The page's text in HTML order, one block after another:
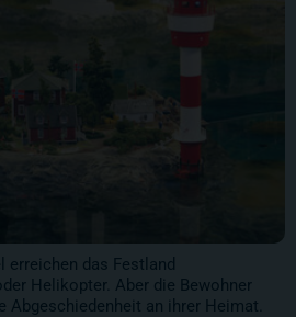
erreichen das Festland
Helikopter. Aber die Bewohner
Abgeschiedenheit an ihrer Heimat.